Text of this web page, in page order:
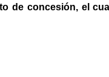
de concesión, el